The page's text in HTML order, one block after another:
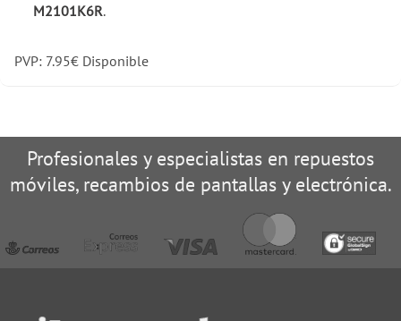
M2101K6R.
PVP: 7.95€ Disponible
Profesionales y especialistas en repuestos
móviles, recambios de pantallas y electrónica.